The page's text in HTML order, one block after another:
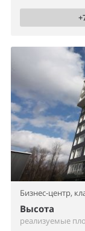
Бизнес-центр,
Высота
реализуемые